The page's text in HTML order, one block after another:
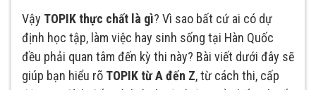
Vậy TOPIK thực chất là gì? Vì sao bất cứ ai có dự
định học tập, làm việc hay sinh sống tại Hàn Quốc
đều phải quan tâm đến kỳ thi này? Bài viết dưới đây sẽ
giúp bạn hiểu rõ TOPIK từ A đến Z, từ cách thi, cấp